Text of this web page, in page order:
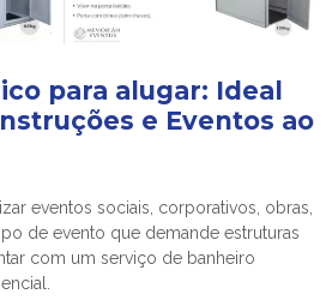
para alugar: Ideal
e Eventos ao
eventos sociais, corporativos, obras,
de evento que demande estruturas
com um serviço de banheiro